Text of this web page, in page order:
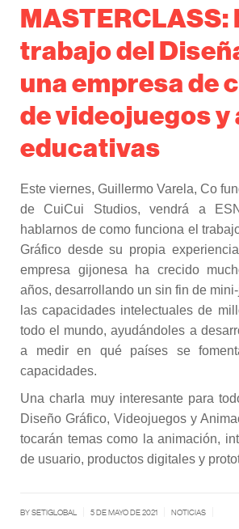
MASTERCLASS:
trabajo del
una empresa de
de videojuegos y
educativas
Este viernes, Guillermo Varela, Co
de CuiCui Studios, vendrá a
hablarnos de como funciona el
Gráfico desde su propia
empresa gijonesa ha crecido
años, desarrollando un sin fin de
las capacidades intelectuales de
todo el mundo, ayudándoles a
a medir en qué países se
capacidades.
Una charla muy interesante para
Diseño Gráfico, Videojuegos y
tocarán temas como la animación,
de usuario, productos digitales y
BY SETIGLOBAL 5 DE MAYO DE 2021 NOTICIAS